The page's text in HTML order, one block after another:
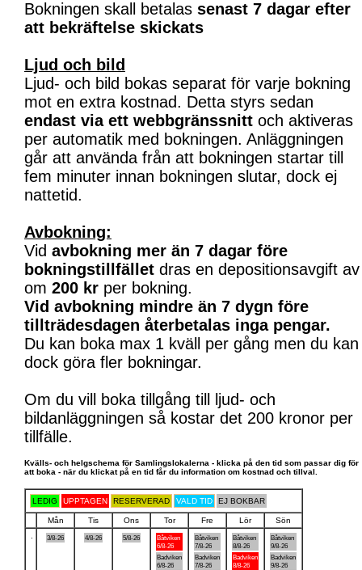
Bokningen skall betalas senast 7 dagar efter
att bekräftelse skickats
Ljud och bild
Ljud- och bild bokas separat för varje bokning
mot en extra kostnad. Detta styrs sedan
endast via ett webbgränssnitt och aktiveras
per automatik med bokningen. Anläggningen
går att använda från att bokningen startar till
fem minuter innan bokningen slutar, dock ej
nattetid.
Avbokning:
Vid avbokning mer än 7 dagar före
bokningstillfället dras en depositionsavgift av
om 200 kr per bokning.
Vid avbokning mindre än 7 dygn före
tillträdesdagen återbetalas inga pengar.
Du kan boka max 1 kväll per gång men du kan
dock göra fler bokningar.
Om du vill boka tillgång till ljud- och
bildanläggningen så kostar det 200 kronor per
tillfälle.
Kvälls- och helgschema för Samlingslokalerna - klicka på den tid som passar dig för
att boka - när du klickat på en tid får du information om kostnad och tillval.
LEDIG UPPTAGEN RESERVERAD VALD TID EJ BOKBAR
Mån Tis Ons Tor Fre Lör
Sön
3/8-26 4/8-26 5/8-26
Båtviken
6/8-26
Badviken
6/8-26
Båtviken
7/8-26
Badviken
7/8-26
Båtviken
8/8-26
Badviken
8/8-26
Båtviken
9/8-26
Badviken
9/8-26